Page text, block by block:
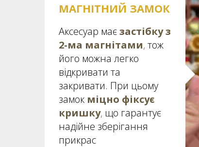
МАГНІТНИЙ ЗАМОК
Аксесуар маєзастібку з
2-ма магнітами, тож
його можна легко
відкривати та
закривати. При цьому
замок міцно фіксує
кришку, що гарантує
надійне зберігання
прикрас